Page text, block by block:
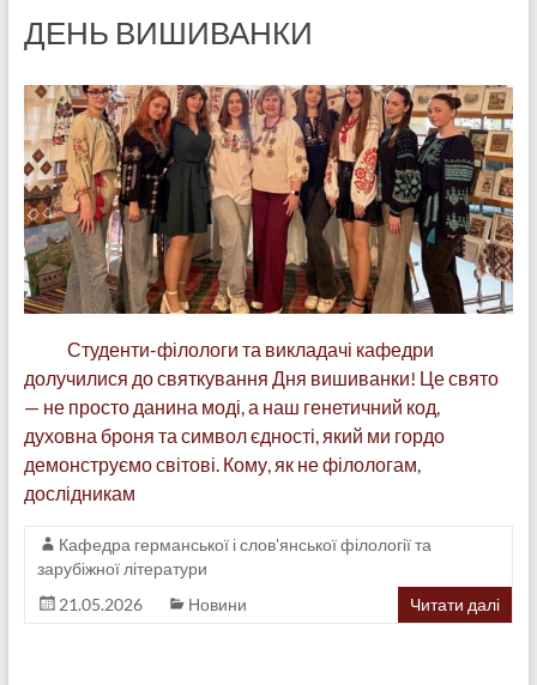
ДЕНЬ ВИШИВАНКИ
Студенти-філологи та викладачі кафедри
долучилися до святкування Дня вишиванки! Це свято
— не просто данина моді, а наш генетичний код,
духовна броня та символ єдності, який ми гордо
демонструємо світові. Кому, як не філологам,
дослідникам
Кафедра германської і слов'янської філології та
зарубіжної літератури
21.05.2026
Новини Читати далі